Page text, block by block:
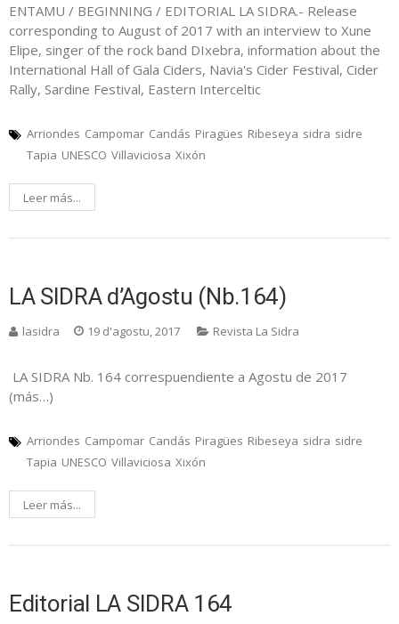
ENTAMU / BEGINNING / EDITORIAL LA SIDRA.- Release
corresponding to August of 2017 with an interview to Xune
Elipe, singer of the rock band DIxebra, information about the
International Hall of Gala Ciders, Navia's Cider Festival, Cider
Rally, Sardine Festival, Eastern Interceltic
Arriondes Campomar Candás Piragües Ribeseya sidra sidre
Tapia UNESCO Villaviciosa Xixón
Leer más...
LA SIDRA d’Agostu (Nb.164)
lasidra 19 d'agostu, 2017 Revista La Sidra
LA SIDRA Nb. 164 correspuendiente a Agostu de 2017
(más…)
Arriondes Campomar Candás Piragües Ribeseya sidra sidre
Tapia UNESCO Villaviciosa Xixón
Leer más...
Editorial LA SIDRA 164